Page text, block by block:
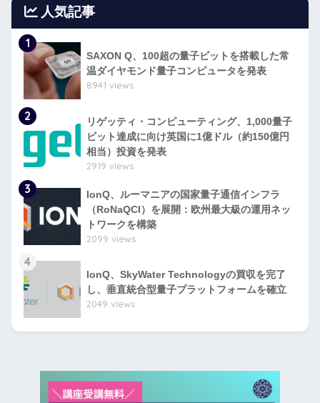
人気記事
1
SAXON Q、100超の量子ビットを搭載した常
温ダイヤモンド量子コンピュータを発表
8941 views
2
リゲッティ・コンピューティング、1,000量子
ビット達成に向け英国に1億ドル（約150億円
相当）投資を発表
2919 views
3
IonQ、ルーマニアの国家量子通信インフラ
（RoNaQCI）を展開：欧州最大級の運用ネッ
トワークを構築
2099 views
4
IonQ、SkyWater Technologyの買収を完了
し、垂直統合型量子プラットフォームを確立
2049 views